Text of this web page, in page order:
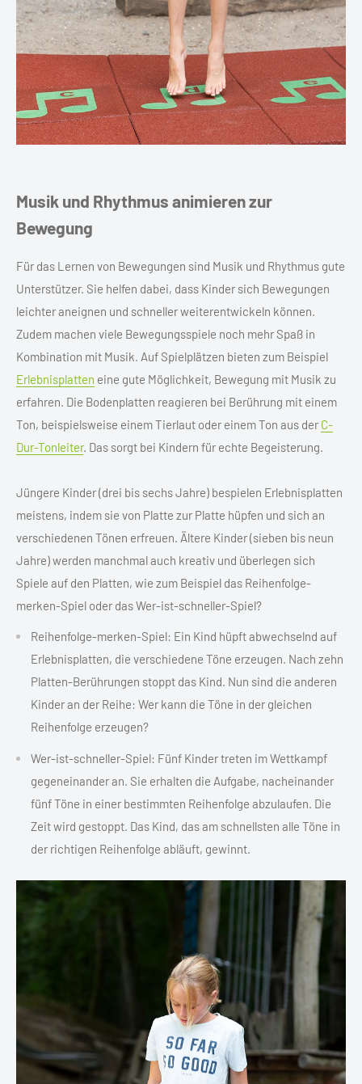
Musik und Rhythmus animieren zur
Bewegung
Für das Lernen von Bewegungen sind Musik und Rhythmus gute
Unterstützer. Sie helfen dabei, dass Kinder sich Bewegungen
leichter aneignen und schneller weiterentwickeln können.
Zudem machen viele Bewegungsspiele noch mehr Spaß in
Kombination mit Musik. Auf Spielplätzen bieten zum Beispiel
Erlebnisplatten eine gute Möglichkeit, Bewegung mit Musik zu
erfahren. Die Bodenplatten reagieren bei Berührung mit einem
Ton, beispielsweise einem Tierlaut oder einem Ton aus der C-
Dur-Tonleiter. Das sorgt bei Kindern für echte Begeisterung.
Jüngere Kinder (drei bis sechs Jahre) bespielen Erlebnisplatten
meistens, indem sie von Platte zur Platte hüpfen und sich an
verschiedenen Tönen erfreuen. Ältere Kinder (sieben bis neun
Jahre) werden manchmal auch kreativ und überlegen sich
Spiele auf den Platten, wie zum Beispiel das Reihenfolge-
merken-Spiel oder das Wer-ist-schneller-Spiel?
Reihenfolge-merken-Spiel: Ein Kind hüpft abwechselnd auf
Erlebnisplatten, die verschiedene Töne erzeugen. Nach zehn
Platten-Berührungen stoppt das Kind. Nun sind die anderen
Kinder an der Reihe: Wer kann die Töne in der gleichen
Reihenfolge erzeugen?
Wer-ist-schneller-Spiel: Fünf Kinder treten im Wettkampf
gegeneinander an. Sie erhalten die Aufgabe, nacheinander
fünf Töne in einer bestimmten Reihenfolge abzulaufen. Die
Zeit wird gestoppt. Das Kind, das am schnellsten alle Töne in
der richtigen Reihenfolge abläuft, gewinnt.